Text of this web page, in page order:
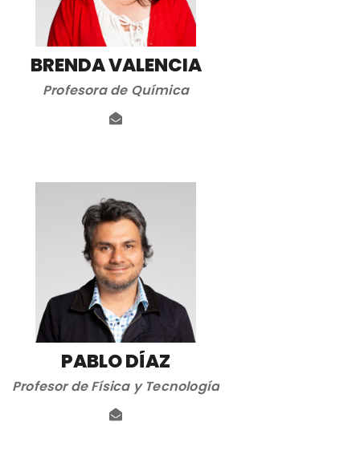
BRENDA VALENCIA
Profesora de Química
PABLO DÍAZ
Profesor de Física y Tecnología